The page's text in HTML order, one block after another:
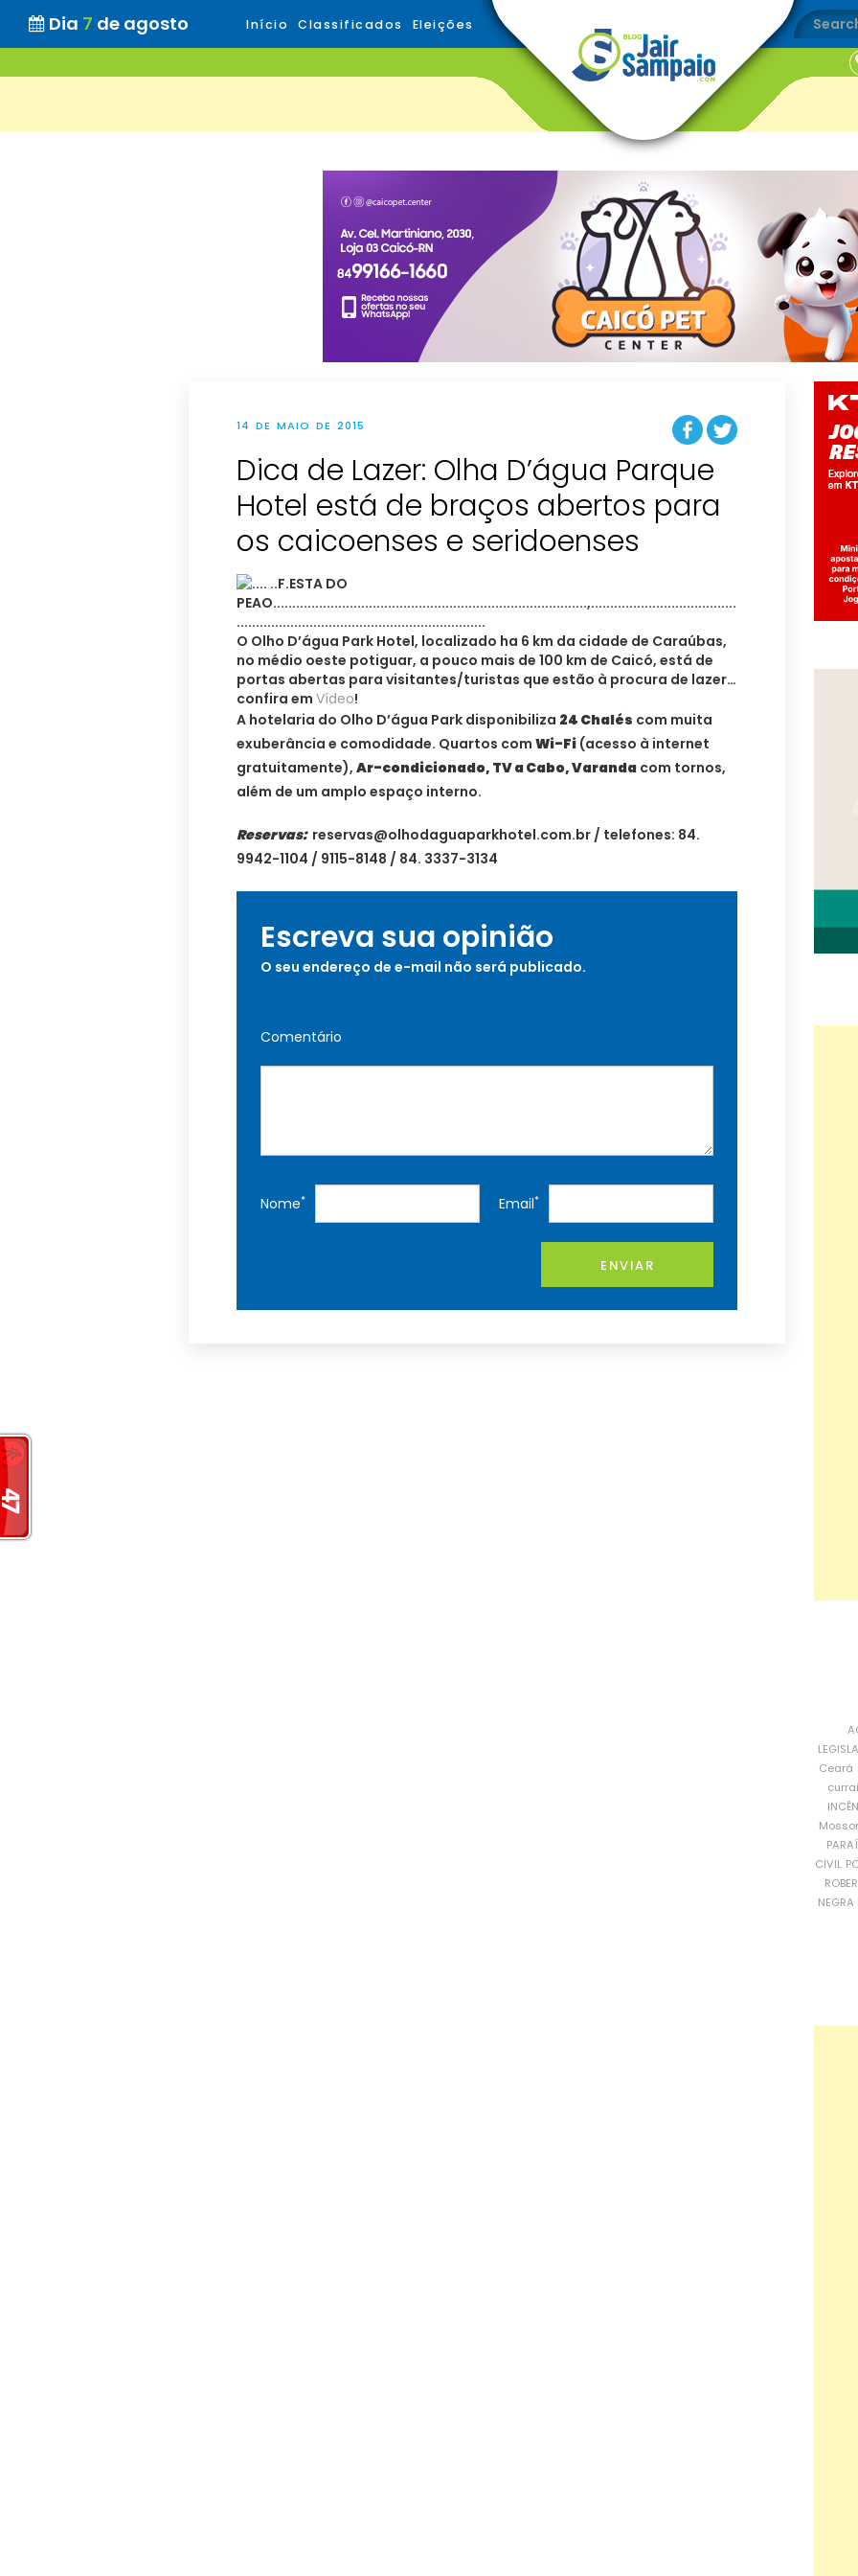
Dia 7 de agosto Início Classificados Eleições
14 DE MAIO DE 2015
Dica de Lazer: Olha D’água Parque
Hotel está de braços abertos para
os caicoenses e seridoenses
O Olho D’água Park Hotel, localizado ha 6 km da cidade de Caraúbas,
no médio oeste potiguar, a pouco mais de 100 km de Caicó, está de
portas abertas para visitantes/turistas que estão à procura de lazer…
confira em Vídeo!
A hotelaria do Olho D’água Park disponibiliza 24 Chalés com muita
exuberância e comodidade. Quartos com Wi-Fi (acesso à internet
gratuitamente), Ar-condicionado, TV a Cabo, Varanda com tornos,
além de um amplo espaço interno.
Reservas: reservas@olhodaguaparkhotel.com.br / telefones: 84.
9942-1104 / 9115-8148 / 84. 3337-3134
Escreva sua opinião
O seu endereço de e-mail não será publicado.
Comentário
Nome* Email*
ENVIAR
Ceará
CIVIL
NEGRA